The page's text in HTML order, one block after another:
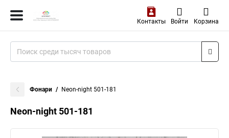
Контакты Войти Корзина
Фонари Neon-night 501-181
Neon-night 501-181